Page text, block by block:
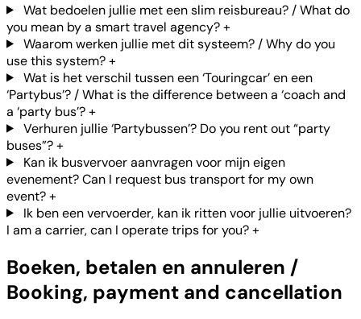
Wat bedoelen jullie met een slim reisbureau? / What do
you mean by a smart travel agency?+
Waarom werken jullie met dit systeem? / Why do you
use this system?+
Wat is het verschil tussen een ‘Touringcar’ en een
‘Partybus’? / What is the difference between a ‘coach and
a ‘party bus’?+
Verhuren jullie ‘Partybussen’? Do you rent out “party
buses”?+
Kan ik busvervoer aanvragen voor mijn eigen
evenement? Can I request bus transport for my own
event?+
Ik ben een vervoerder, kan ik ritten voor jullie uitvoeren?
I am a carrier, can I operate trips for you?+
Boeken, betalen en annuleren /
Booking, payment and cancellation